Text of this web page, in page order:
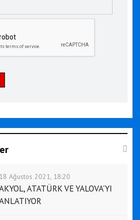
18 Ağustos 2021, 18:20
ATATÜRK VE YALOVA'YI